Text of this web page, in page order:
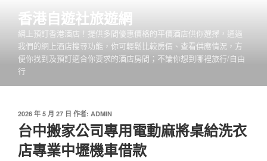
香港自遊社旅遊網
網上預訂香港酒店！提供多間優惠價格的平價酒店供你選擇，通過
我們的網上酒店搜尋功能，你可輕鬆比較房價、查看供應情況，方
便你找到及預訂適合你要求的酒店房間；不論你想到哪裡旅行/自由
行
發
佈
於
2026 年 5 月 27 日 作者: ADMIN
台中搬家公司專用電動麻將桌給洗衣
店專業中壢機車借款